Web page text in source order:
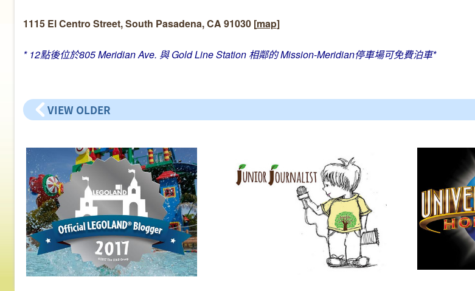
1115 El Centro Street, South Pasadena, CA 91030 [map]
* 12點後位於805 Meridian Ave. 與 Gold Line Station 相鄰的 Mission-Meridian停車場可免費泊車*
VIEW OLDER